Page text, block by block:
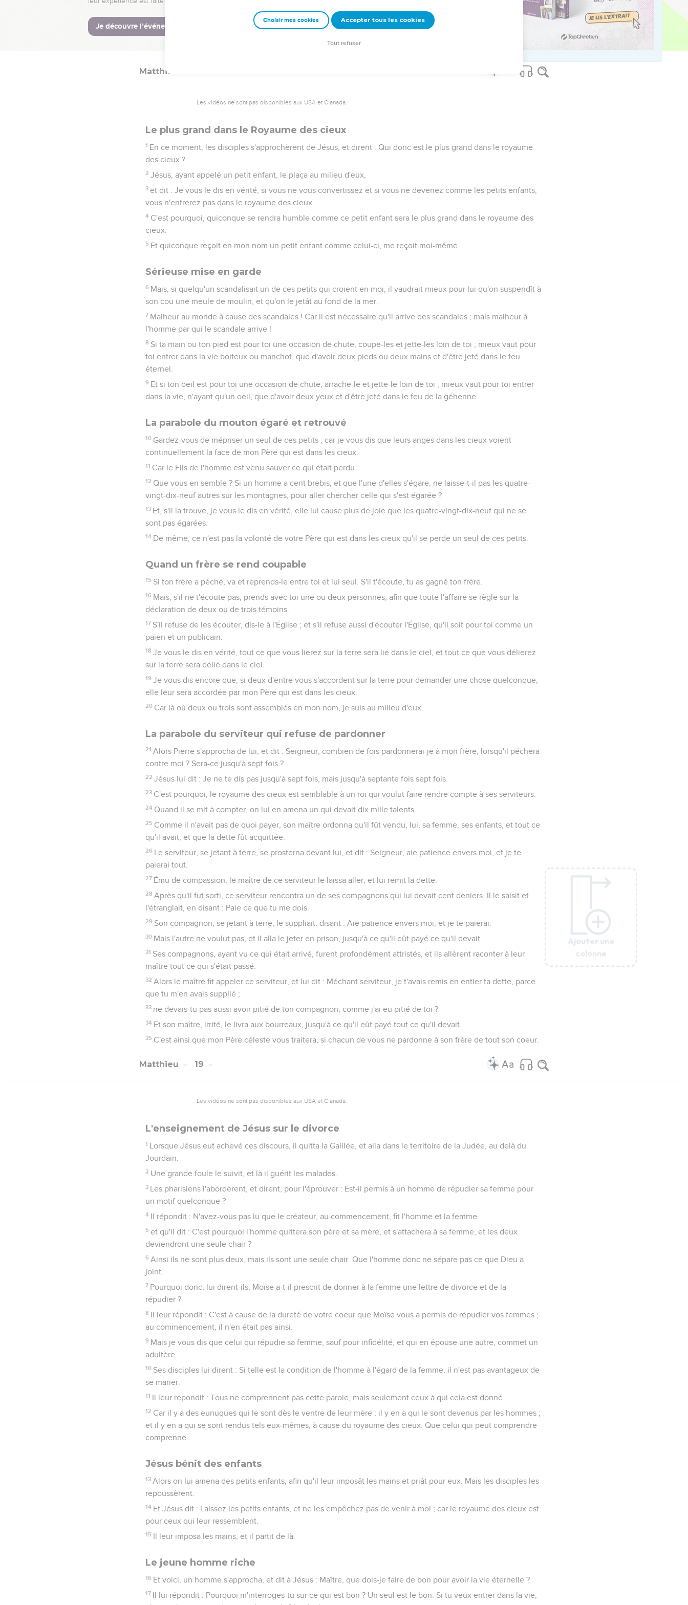
Il lui dit : Des étrangers. Et Jésus lui répondit : Les fils en sont donc exempts.
27 Mais, pour ne pas les scandaliser, va à la mer, jette l'hameçon, et tire le premier poisson qui viendra ; ouvre-
lui la bouche, et tu trouveras un statère. Prends-le, et donne-le-leur pour moi et pour toi.
Ajouter une
colonne
Matthieu
Les vidéos ne sont pas disponibles aux USA et C anada.
Le plus grand dans le Royaume des cieux
1 En ce moment, les disciples s'approchèrent de Jésus, et dirent : Qui donc est le plus grand dans le royaume
des cieux ?
2 Jésus, ayant appelé un petit enfant, le plaça au milieu d'eux,
3 et dit : Je vous le dis en vérité, si vous ne vous convertissez et si vous ne devenez comme les petits enfants,
vous n'entrerez pas dans le royaume des cieux.
4 C'est pourquoi, quiconque se rendra humble comme ce petit enfant sera le plus grand dans le royaume des
cieux.
5 Et quiconque reçoit en mon nom un petit enfant comme celui-ci, me reçoit moi-même.
Sérieuse mise en garde
6 Mais, si quelqu'un scandalisait un de ces petits qui croient en moi, il vaudrait mieux pour lui qu'on suspendît à
son cou une meule de moulin, et qu'on le jetât au fond de la mer.
7 Malheur au monde à cause des scandales ! Car il est nécessaire qu'il arrive des scandales ; mais malheur à
l'homme par qui le scandale arrive !
8 Si ta main ou ton pied est pour toi une occasion de chute, coupe-les et jette-les loin de toi ; mieux vaut pour
toi entrer dans la vie boiteux ou manchot, que d'avoir deux pieds ou deux mains et d'être jeté dans le feu
éternel.
9 Et si ton oeil est pour toi une occasion de chute, arrache-le et jette-le loin de toi ; mieux vaut pour toi entrer
dans la vie, n'ayant qu'un oeil, que d'avoir deux yeux et d'être jeté dans le feu de la géhenne.
La parabole du mouton égaré et retrouvé
10 Gardez-vous de mépriser un seul de ces petits ; car je vous dis que leurs anges dans les cieux voient
continuellement la face de mon Père qui est dans les cieux.
11 Car le Fils de l'homme est venu sauver ce qui était perdu.
12 Que vous en semble ? Si un homme a cent brebis, et que l'une d'elles s'égare, ne laisse-t-il pas les quatre-
vingt-dix-neuf autres sur les montagnes, pour aller chercher celle qui s'est égarée ?
13 Et, s'il la trouve, je vous le dis en vérité, elle lui cause plus de joie que les quatre-vingt-dix-neuf qui ne se
sont pas égarées.
14 De même, ce n'est pas la volonté de votre Père qui est dans les cieux qu'il se perde un seul de ces petits.
Quand un frère se rend coupable
15 Si ton frère a péché, va et reprends-le entre toi et lui seul. S'il t'écoute, tu as gagné ton frère.
16 Mais, s'il ne t'écoute pas, prends avec toi une ou deux personnes, afin que toute l'affaire se règle sur la
déclaration de deux ou de trois témoins.
17 S'il refuse de les écouter, dis-le à l'Église ; et s'il refuse aussi d'écouter l'Église, qu'il soit pour toi comme un
païen et un publicain.
18 Je vous le dis en vérité, tout ce que vous lierez sur la terre sera lié dans le ciel, et tout ce que vous délierez
sur la terre sera délié dans le ciel.
19 Je vous dis encore que, si deux d'entre vous s'accordent sur la terre pour demander une chose quelconque,
elle leur sera accordée par mon Père qui est dans les cieux.
20 Car là où deux ou trois sont assemblés en mon nom, je suis au milieu d'eux.
La parabole du serviteur qui refuse de pardonner
21 Alors Pierre s'approcha de lui, et dit : Seigneur, combien de fois pardonnerai-je à mon frère, lorsqu'il péchera
contre moi ? Sera-ce jusqu'à sept fois ?
22 Jésus lui dit : Je ne te dis pas jusqu'à sept fois, mais jusqu'à septante fois sept fois.
23 C'est pourquoi, le royaume des cieux est semblable à un roi qui voulut faire rendre compte à ses serviteurs.
24 Quand il se mit à compter, on lui en amena un qui devait dix mille talents.
25 Comme il n'avait pas de quoi payer, son maître ordonna qu'il fût vendu, lui, sa femme, ses enfants, et tout ce
qu'il avait, et que la dette fût acquittée.
26 Le serviteur, se jetant à terre, se prosterna devant lui, et dit : Seigneur, aie patience envers moi, et je te
paierai tout.
27 Ému de compassion, le maître de ce serviteur le laissa aller, et lui remit la dette.
28 Après qu'il fut sorti, ce serviteur rencontra un de ses compagnons qui lui devait cent deniers. Il le saisit et
l'étranglait, en disant : Paie ce que tu me dois.
29 Son compagnon, se jetant à terre, le suppliait, disant : Aie patience envers moi, et je te paierai.
30 Mais l'autre ne voulut pas, et il alla le jeter en prison, jusqu'à ce qu'il eût payé ce qu'il devait.
31 Ses compagnons, ayant vu ce qui était arrivé, furent profondément attristés, et ils allèrent raconter à leur
maître tout ce qui s'était passé.
32 Alors le maître fit appeler ce serviteur, et lui dit : Méchant serviteur, je t'avais remis en entier ta dette, parce
que tu m'en avais supplié ;
33 ne devais-tu pas aussi avoir pitié de ton compagnon, comme j'ai eu pitié de toi ?
34 Et son maître, irrité, le livra aux bourreaux, jusqu'à ce qu'il eût payé tout ce qu'il devait.
35 C'est ainsi que mon Père céleste vous traitera, si chacun de vous ne pardonne à son frère de tout son coeur.
Ajouter une
colonne
Matthieu 19
Les vidéos ne sont pas disponibles aux USA et C anada.
L'enseignement de Jésus sur le divorce
1 Lorsque Jésus eut achevé ces discours, il quitta la Galilée, et alla dans le territoire de la Judée, au delà du
Jourdain.
2 Une grande foule le suivit, et là il guérit les malades.
3 Les pharisiens l'abordèrent, et dirent, pour l'éprouver : Est-il permis à un homme de répudier sa femme pour
un motif quelconque ?
4 Il répondit : N'avez-vous pas lu que le créateur, au commencement, fit l'homme et la femme
5 et qu'il dit : C'est pourquoi l'homme quittera son père et sa mère, et s'attachera à sa femme, et les deux
deviendront une seule chair ?
6 Ainsi ils ne sont plus deux, mais ils sont une seule chair. Que l'homme donc ne sépare pas ce que Dieu a
joint.
7 Pourquoi donc, lui dirent-ils, Moïse a-t-il prescrit de donner à la femme une lettre de divorce et de la
répudier ?
8 Il leur répondit : C'est à cause de la dureté de votre coeur que Moïse vous a permis de répudier vos femmes ;
au commencement, il n'en était pas ainsi.
9 Mais je vous dis que celui qui répudie sa femme, sauf pour infidélité, et qui en épouse une autre, commet un
adultère.
10 Ses disciples lui dirent : Si telle est la condition de l'homme à l'égard de la femme, il n'est pas avantageux de
se marier.
11 Il leur répondit : Tous ne comprennent pas cette parole, mais seulement ceux à qui cela est donné.
12 Car il y a des eunuques qui le sont dès le ventre de leur mère ; il y en a qui le sont devenus par les hommes ;
et il y en a qui se sont rendus tels eux-mêmes, à cause du royaume des cieux. Que celui qui peut comprendre
comprenne.
Jésus bénit des enfants
13 Alors on lui amena des petits enfants, afin qu'il leur imposât les mains et priât pour eux. Mais les disciples les
repoussèrent.
14 Et Jésus dit : Laissez les petits enfants, et ne les empêchez pas de venir à moi ; car le royaume des cieux est
pour ceux qui leur ressemblent.
15 Il leur imposa les mains, et il partit de là.
Le jeune homme riche
16 Et voici, un homme s'approcha, et dit à Jésus : Maître, que dois-je faire de bon pour avoir la vie éternelle ?
17 Il lui répondit : Pourquoi m'interroges-tu sur ce qui est bon ? Un seul est le bon. Si tu veux entrer dans la vie,
Ajouter une
colonne
Ajouter une
colonne
Ajouter une
colonne
Choisir mes cookies Accepter tous les cookies
Tout refuser